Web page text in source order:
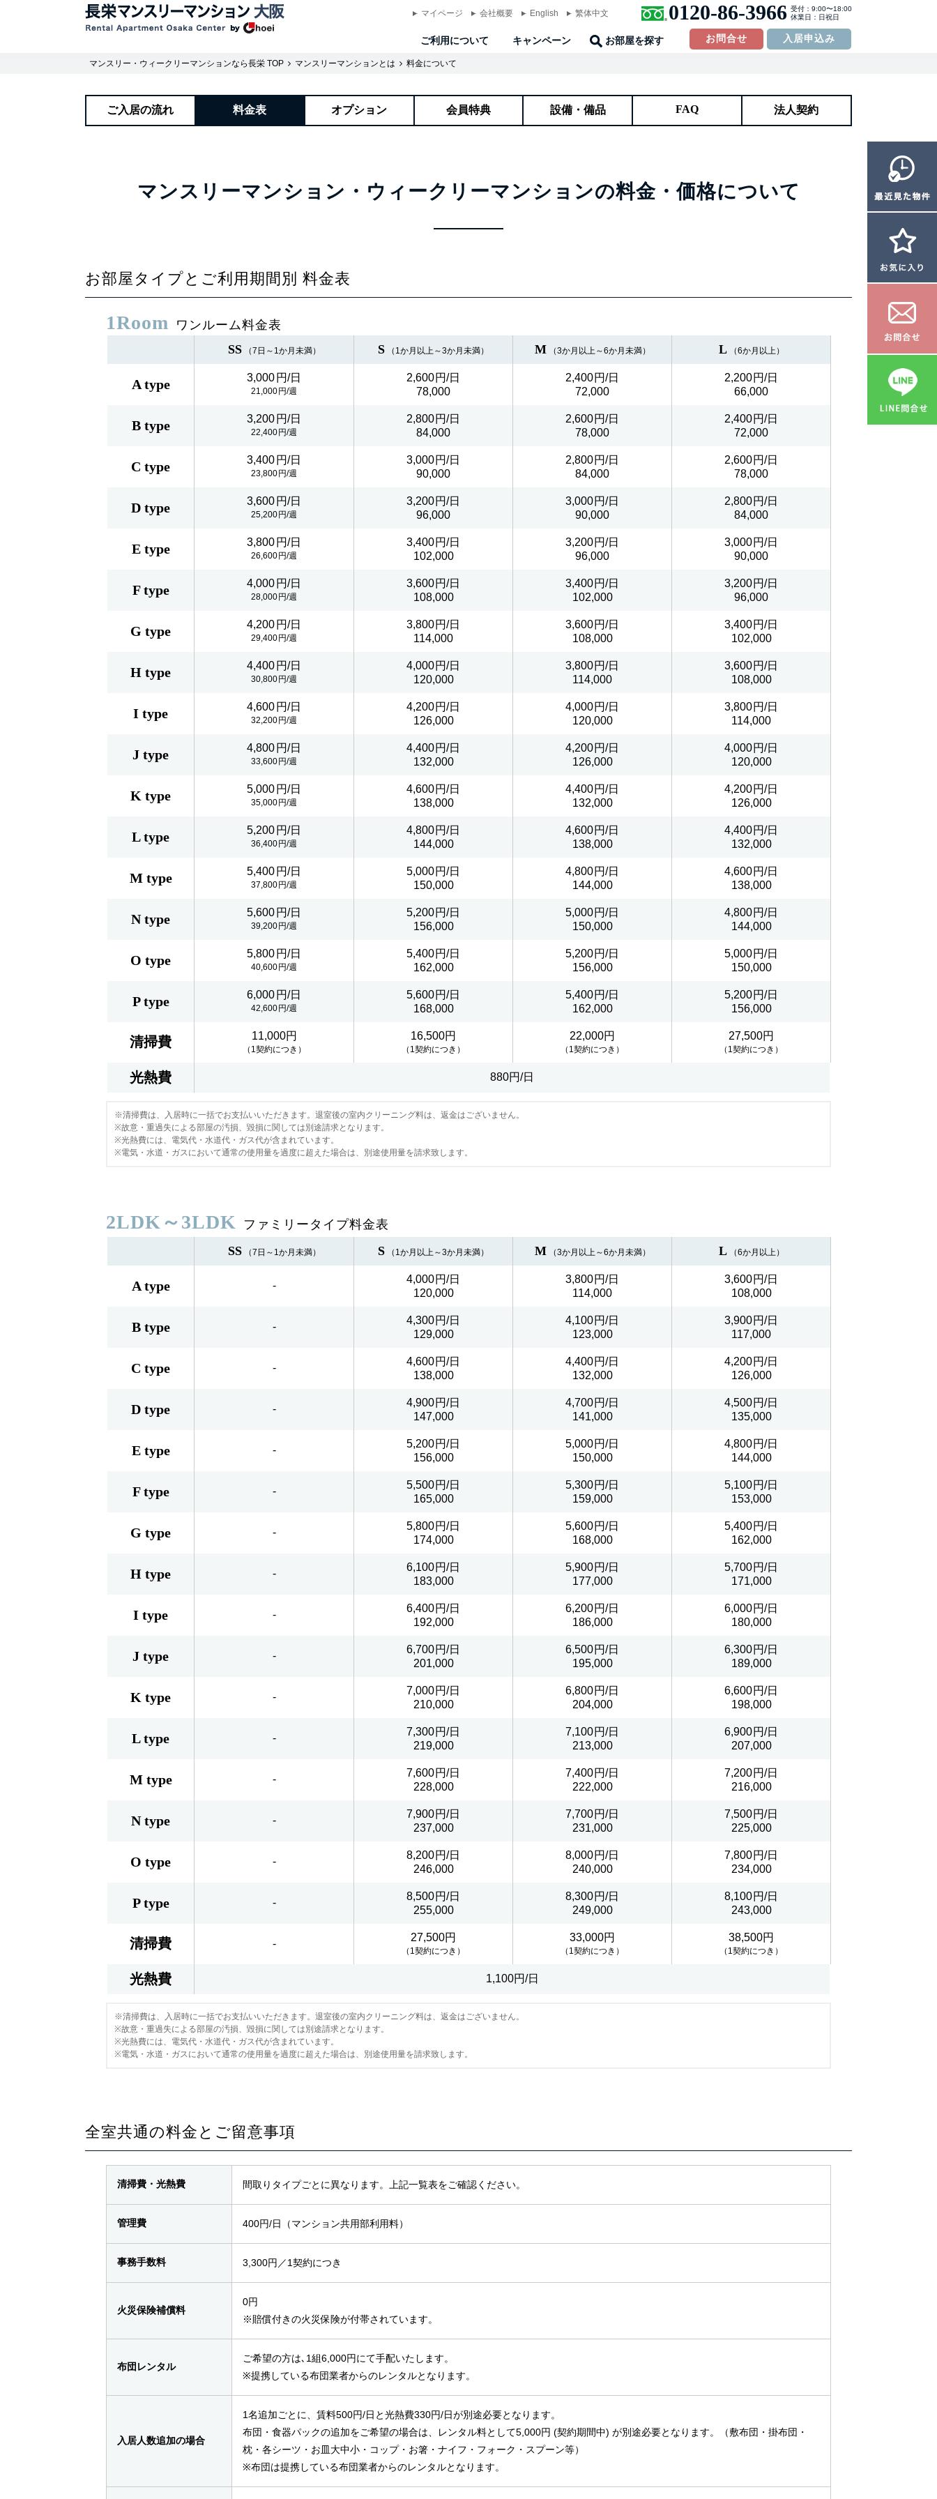
マイページ 会社概要 English 繁体中文 0120-86-3966 受付：9:00〜18:00
休業日：日祝日
ご利用について キャンペーン お部屋を探す お問合せ 入居申込み
マンスリー・ウィークリーマンションなら長栄 TOP マンスリーマンションとは 料金について
ご入居の流れ 料金表 オプション 会員特典 設備・備品 FAQ 法人契約
マンスリーマンション・ウィークリーマンションの料金・価格について
お部屋タイプとご利用期間別 料金表
1Room
ワンルーム料金表
SS（7日～1か月未満） S （1か月以上～3か月未満） M（3か月以上～6か月未満） L（6か月以上）
A type 3,000
21,000
2,600
78,000
2,400
72,000
2,200
66,000
B type 3,200
22,400
2,800
84,000
2,600
78,000
2,400
72,000
C type 3,400
23,800
3,000
90,000
2,800
84,000
2,600
78,000
D type 3,600
25,200
3,200
96,000
3,000
90,000
2,800
84,000
E type 3,800
26,600
3,400
102,000
3,200
96,000
3,000
90,000
F type 4,000
28,000
3,600
108,000
3,400
102,000
3,200
96,000
G type 4,200
29,400
3,800
114,000
3,600
108,000
3,400
102,000
H type 4,400
30,800
4,000
120,000
3,800
114,000
3,600
108,000
I type 4,600
32,200
4,200
126,000
4,000
120,000
3,800
114,000
J type 4,800
33,600
4,400
132,000
4,200
126,000
4,000
120,000
K type 5,000
35,000
4,600
138,000
4,400
132,000
4,200
126,000
L type 5,200
36,400
4,800
144,000
4,600
138,000
4,400
132,000
M type 5,400
37,800
5,000
150,000
4,800
144,000
4,600
138,000
N type 5,600
39,200
5,200
156,000
5,000
150,000
4,800
144,000
O type 5,800
40,600
5,400
162,000
5,200
156,000
5,000
150,000
P type 6,000
42,600
5,600
168,000
5,400
162,000
5,200
156,000
清掃費 11,000円
（1契約につき）
16,500円
（1契約につき）
22,000円
（1契約につき）
27,500円
（1契約につき）
光熱費 880円/日
※清掃費は、入居時に一括でお支払いいただきます。退室後の室内クリーニング料は、返金はございません。
※故意・重過失による部屋の汚損、毀損に関しては別途請求となります。
※光熱費には、電気代・水道代・ガス代が含まれています。
※電気・水道・ガスにおいて通常の使用量を過度に超えた場合は、別途使用量を請求致します。
2LDK～3LDK
ファミリータイプ料金表
SS（7日～1か月未満） S （1か月以上～3か月未満） M（3か月以上～6か月未満） L（6か月以上）
A type -
4,000
120,000
3,800
114,000
3,600
108,000
B type -
4,300
129,000
4,100
123,000
3,900
117,000
C type -
4,600
138,000
4,400
132,000
4,200
126,000
D type -
4,900
147,000
4,700
141,000
4,500
135,000
E type -
5,200
156,000
5,000
150,000
4,800
144,000
F type -
5,500
165,000
5,300
159,000
5,100
153,000
G type -
5,800
174,000
5,600
168,000
5,400
162,000
H type -
6,100
183,000
5,900
177,000
5,700
171,000
I type -
6,400
192,000
6,200
186,000
6,000
180,000
J type -
6,700
201,000
6,500
195,000
6,300
189,000
K type -
7,000
210,000
6,800
204,000
6,600
198,000
L type -
7,300
219,000
7,100
213,000
6,900
207,000
M type -
7,600
228,000
7,400
222,000
7,200
216,000
N type -
7,900
237,000
7,700
231,000
7,500
225,000
O type -
8,200
246,000
8,000
240,000
7,800
234,000
P type -
8,500
255,000
8,300
249,000
8,100
243,000
清掃費 -
27,500円
（1契約につき）
33,000円
（1契約につき）
38,500円
（1契約につき）
光熱費 1,100円/日
※清掃費は、入居時に一括でお支払いいただきます。退室後の室内クリーニング料は、返金はございません。
※故意・重過失による部屋の汚損、毀損に関しては別途請求となります。
※光熱費には、電気代・水道代・ガス代が含まれています。
※電気・水道・ガスにおいて通常の使用量を過度に超えた場合は、別途使用量を請求致します。
全室共通の料金とご留意事項
清掃費・光熱費 間取りタイプごとに異なります。上記一覧表をご確認ください。
管理費 400円/日（マンション共用部利用料）
事務手数料 3,300円／1契約につき
火災保険補償料
0円
※賠償付きの火災保険が付帯されています。
布団レンタル
ご希望の方は､1組6,000円にて手配いたします。
※提携している布団業者からのレンタルとなります。
入居人数追加の場合
1名追加ごとに、賃料500円/日と光熱費330円/日が別途必要となります。
布団・食器パックの追加をご希望の場合は、レンタル料として5,000円 (契約期間中) が別途必要となります。（敷布団・掛布団・
枕・各シーツ・お皿大中小・コップ・お箸・ナイフ・フォーク・スプーン等）
※布団は提携している布団業者からのレンタルとなります。